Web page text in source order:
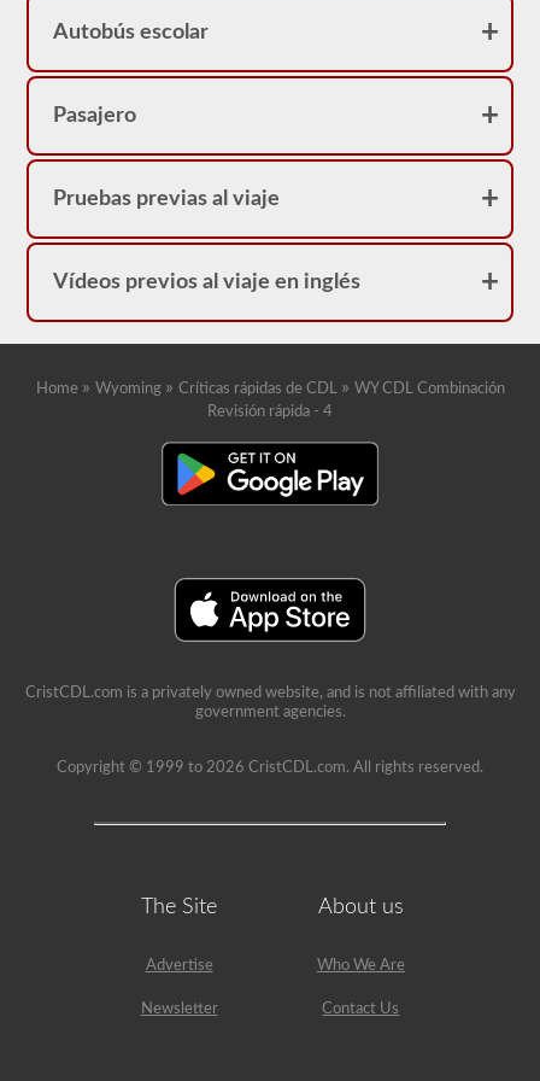
Autobús escolar
Pasajero
Pruebas previas al viaje
Vídeos previos al viaje en inglés
Home » Wyoming » Críticas rápidas de CDL » WY CDL Combinación
Revisión rápida - 4
CristCDL.com is a privately owned website, and is not affiliated with any
government agencies.
Copyright © 1999 to 2026 CristCDL.com. All rights reserved.
The Site
Advertise
Newsletter
About us
Who We Are
Contact Us